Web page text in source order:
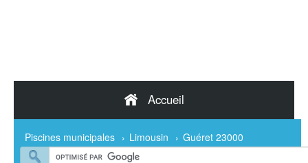
Accueil
Piscines municipales › Limousin › Guéret 23000